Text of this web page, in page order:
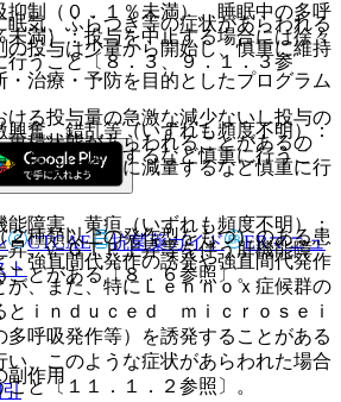
気、ふらつき等の症状があらわれる
の投与は少量から開始し、慎重に維持
る投与量の急激な減少ないし投与の
重積状態があらわれることがあるの
合には、徐々に減量するなど慎重に行
種類以上の発作型をもつ）のある患
、強直間代発作の誘発や強直間代発作
が、また、特にＬｅｎｎｏｘ症候群の
とｉｎｄｕｃｅｄ ｍｉｃｒｏｓｅｉ
多呼吸発作等）を誘発することがある
い、このような症状があらわれた場合
と〔１１．１．２参照〕。
制（０．１％未満）、睡眠中の多呼
未満）：投与を中止する場合には徐々
行うこと〔８．３、９．１．３参
奮、錯乱等（いずれも頻度不明）：
徐々に減量するなど慎重に行うこ
障害、黄疸（いずれも頻度不明）：
、γ−ＧＴＰ上昇等を伴う肝機能障
ことがある〔８．６参照〕。
作用
治療・予防を目的としたプログラム
CTCAE 抗菌薬ガイド
ERマニュ
ト